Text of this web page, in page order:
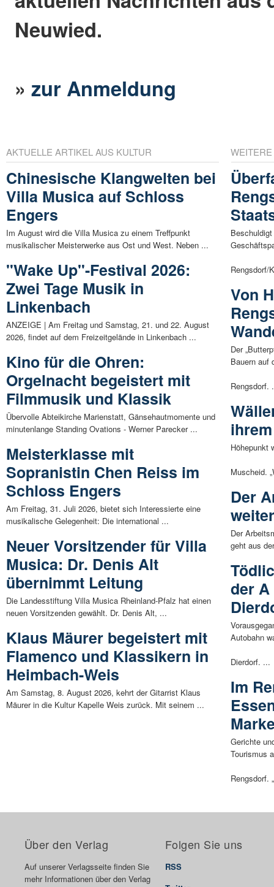
Neuwied.
»zur Anmeldung
AKTUELLE ARTIKEL AUS KULTUR
Chinesische Klangwelten bei
Villa Musica auf Schloss
Engers
Im August wird die Villa Musica zu einem Treffpunkt
musikalischer Meisterwerke aus Ost und West. Neben ...
"Wake Up"-Festival 2026:
Zwei Tage Musik in
Linkenbach
ANZEIGE | Am Freitag und Samstag, 21. und 22. August
2026, findet auf dem Freizeitgelände in Linkenbach ...
Kino für die Ohren:
Orgelnacht begeistert mit
Filmmusik und Klassik
Übervolle Abteikirche Marienstatt, Gänsehautmomente und
minutenlange Standing Ovations - Werner Parecker ...
Meisterklasse mit
Sopranistin Chen Reiss im
Schloss Engers
Am Freitag, 31. Juli 2026, bietet sich Interessierte eine
musikalische Gelegenheit: Die international ...
Neuer Vorsitzender für Villa
Musica: Dr. Denis Alt
übernimmt Leitung
Die Landesstiftung Villa Musica Rheinland-Pfalz hat einen
neuen Vorsitzenden gewählt. Dr. Denis Alt, ...
Klaus Mäurer begeistert mit
Flamenco und Klassikern in
Heimbach-Weis
Am Samstag, 8. August 2026, kehrt der Gitarrist Klaus
Mäurer in die Kultur Kapelle Weis zurück. Mit seinem ...
Rengsdorf/
Von
Der
Bauern auf
Rengsdorf.
Höhepunkt
Muscheid.
Der
Der
geht aus
der
Autobahn
Dierdorf. ...
Im
Gerichte
Tourismus
Rengsdorf.
Über den Verlag
Auf unserer Verlagsseite finden Sie
mehr Informationen über den Verlag
Folgen Sie uns
RSS